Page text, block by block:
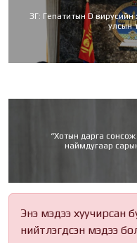
ЗГ: Гепатитын D
улсын
“Хотын дарга
наймдугаар
Энэ мэдээ хуучирсан
нийтлэгдсэн мэдээ